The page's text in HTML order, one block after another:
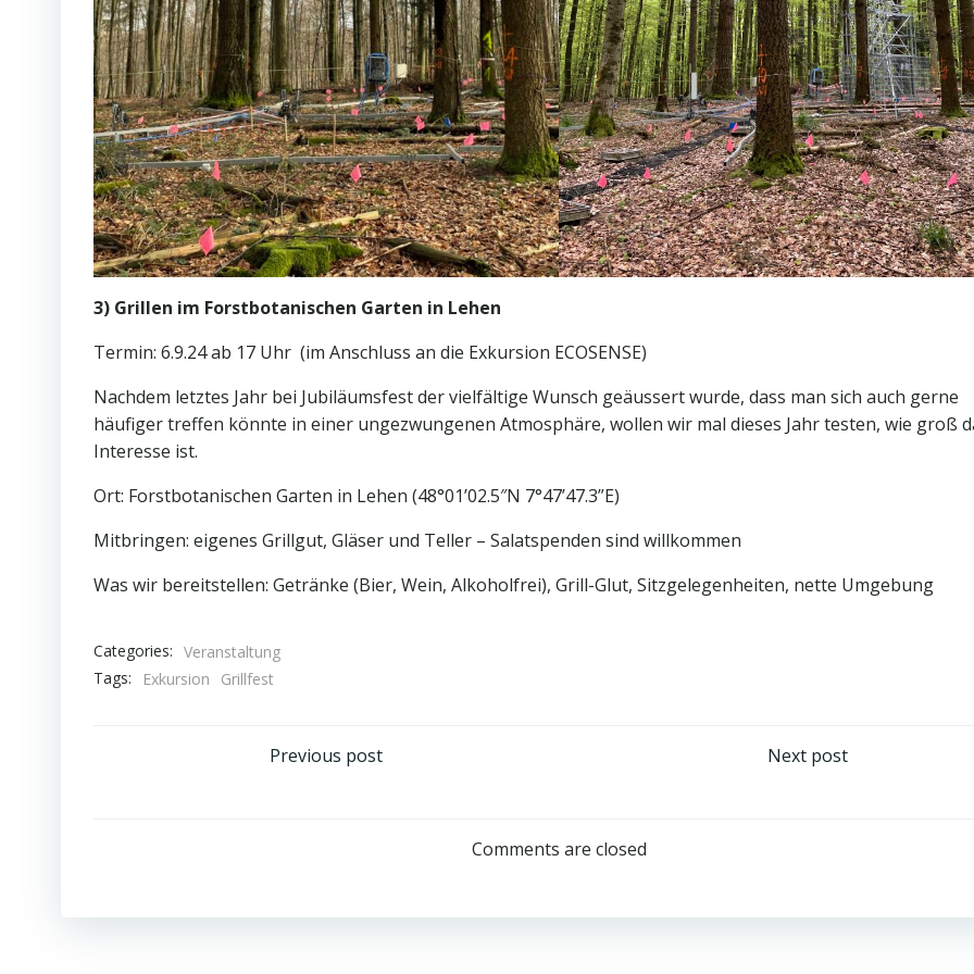
3) Grillen im Forstbotanischen Garten in Lehen
Termin: 6.9.24 ab 17 Uhr (im Anschluss an die Exkursion ECOSENSE)
Nachdem letztes Jahr bei Jubiläumsfest der vielfältige Wunsch geäussert wurde, dass man sich auch gerne
häufiger treffen könnte in einer ungezwungenen Atmosphäre, wollen wir mal dieses Jahr testen, wie groß
Interesse ist.
Ort: Forstbotanischen Garten in Lehen (48°01’02.5″N 7°47’47.3”E)
Mitbringen: eigenes Grillgut, Gläser und Teller – Salatspenden sind willkommen
Was wir bereitstellen: Getränke (Bier, Wein, Alkoholfrei), Grill-Glut, Sitzgelegenheiten, nette Umgebung
Categories: Veranstaltung
Tags:
Exkursion Grillfest
Post
Previous postPost
Next post
Comments are closed